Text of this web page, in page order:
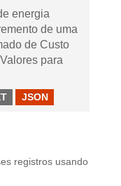
energia
de uma
de Custo
para
JSON
registros usando